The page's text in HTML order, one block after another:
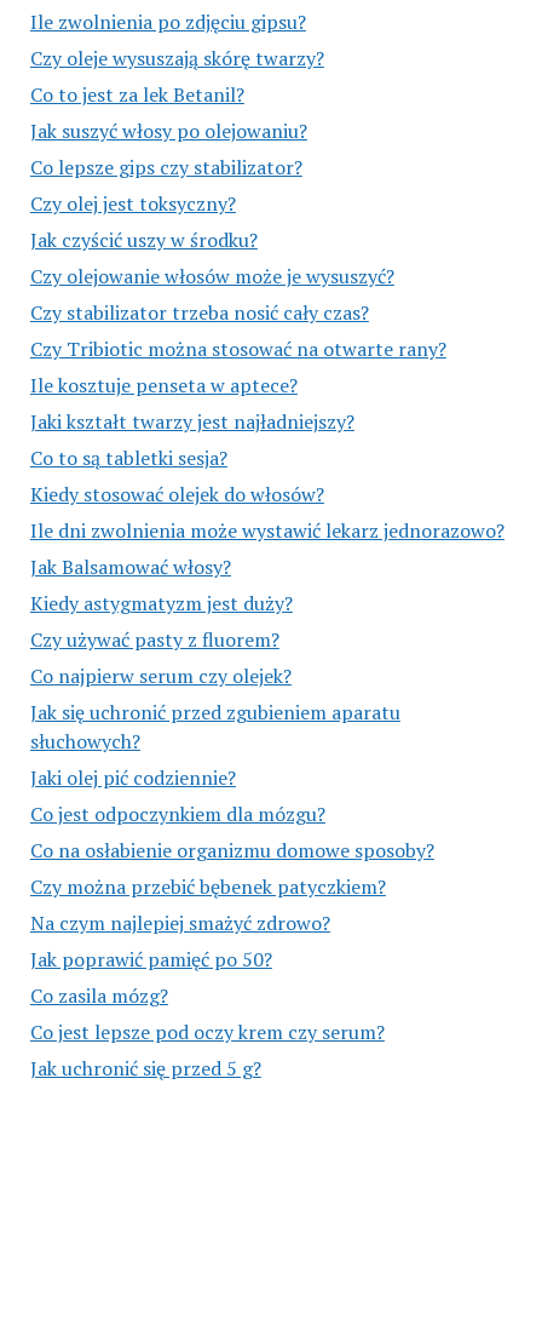
Ile zwolnienia po zdjęciu gipsu?
Czy oleje wysuszają skórę twarzy?
Co to jest za lek Betanil?
Jak suszyć włosy po olejowaniu?
Co lepsze gips czy stabilizator?
Czy olej jest toksyczny?
Jak czyścić uszy w środku?
Czy olejowanie włosów może je wysuszyć?
Czy stabilizator trzeba nosić cały czas?
Czy Tribiotic można stosować na otwarte rany?
Ile kosztuje penseta w aptece?
Jaki kształt twarzy jest najładniejszy?
Co to są tabletki sesja?
Kiedy stosować olejek do włosów?
Ile dni zwolnienia może wystawić lekarz jednorazowo?
Jak Balsamować włosy?
Kiedy astygmatyzm jest duży?
Czy używać pasty z fluorem?
Co najpierw serum czy olejek?
Jak się uchronić przed zgubieniem aparatu
słuchowych?
Jaki olej pić codziennie?
Co jest odpoczynkiem dla mózgu?
Co na osłabienie organizmu domowe sposoby?
Czy można przebić bębenek patyczkiem?
Na czym najlepiej smażyć zdrowo?
Jak poprawić pamięć po 50?
Co zasila mózg?
Co jest lepsze pod oczy krem czy serum?
Jak uchronić się przed 5 g?